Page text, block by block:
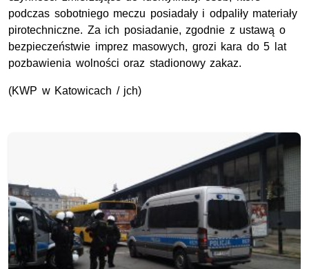
podczas sobotniego meczu posiadały i odpaliły materiały
pirotechniczne. Za ich posiadanie, zgodnie z ustawą o
bezpieczeństwie imprez masowych, grozi kara do 5 lat
pozbawienia wolności oraz stadionowy zakaz.
(KWP w Katowicach / jch)